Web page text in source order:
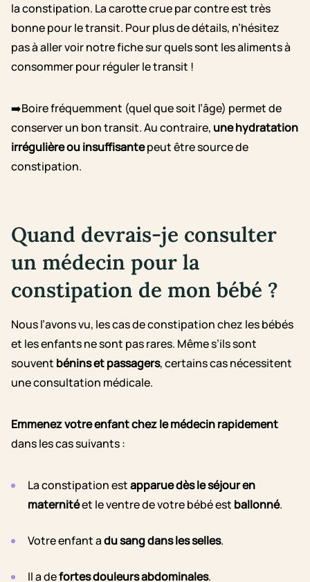
la constipation. La carotte crue par contre est très
bonne pour le transit. Pour plus de détails, n’hésitez
pas à aller voir notre fiche sur quels sont les aliments à
consommer pour réguler le transit !
➡️Boire fréquemment (quel que soit l’âge) permet de
conserver un bon transit. Au contraire, une hydratation
irrégulière ou insuffisantepeut être source de
constipation.
Quand devrais-je consulter
un médecin pour la
constipation de mon bébé ?
Nous l’avons vu, les cas de constipation chez les bébés
et les enfants ne sont pas rares. Même s’ils sont
souvent bénins et passagers, certains cas nécessitent
une consultation médicale.
Emmenez votre enfant chez le médecin rapidement
dans les cas suivants :
La constipation estapparue dès le séjour en
maternitéet le ventre de votre bébé est ballonné.
Votre enfant adu sang dans les selles.
Il a defortes douleurs abdominales.